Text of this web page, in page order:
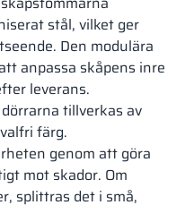
stål, vilket ger
Den modulära
anpassa skåpens inre
leverans.
dörrarna tillverkas av
färg.
genom att göra
mot skador. Om
splittras det i små,